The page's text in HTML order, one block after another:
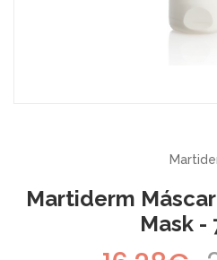
Martiderm
Mask -